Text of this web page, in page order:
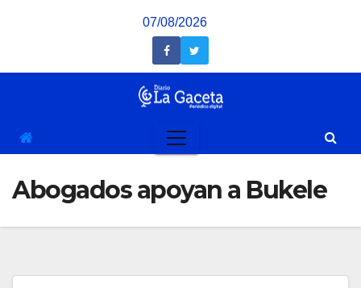
07/08/2026
Abogados apoyan a Bukele